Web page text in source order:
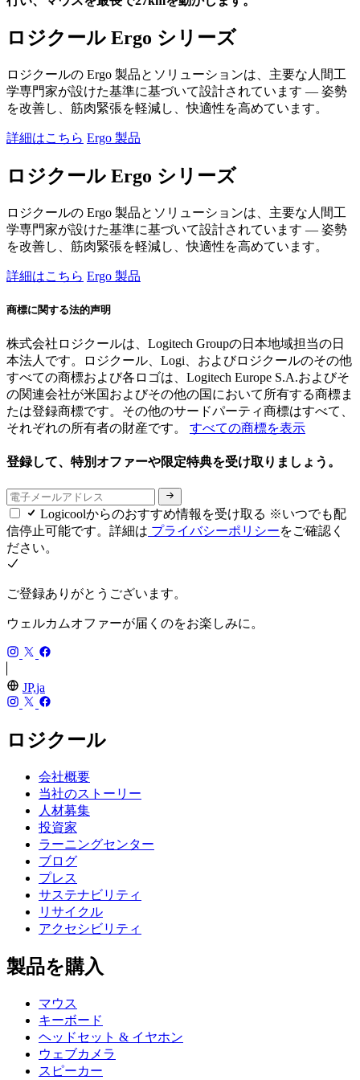
ロジクール Ergo シリーズ
ロジクールの Ergo 製品とソリューションは、主要な人間工
学専門家が設けた基準に基づいて設計されています — 姿勢
を改善し、筋肉緊張を軽減し、快適性を高めています。
詳細はこちら Ergo 製品
ロジクール Ergo シリーズ
ロジクールの Ergo 製品とソリューションは、主要な人間工
学専門家が設けた基準に基づいて設計されています — 姿勢
を改善し、筋肉緊張を軽減し、快適性を高めています。
詳細はこちら Ergo 製品
商標に関する法的声明
株式会社ロジクールは、Logitech Groupの日本地域担当の日
本法人です。ロジクール、Logi、およびロジクールのその他
すべての商標および各ロゴは、Logitech Europe S.A.およびそ
の関連会社が米国およびその他の国において所有する商標ま
たは登録商標です。その他のサードパーティ商標はすべて、
それぞれの所有者の財産です。 すべての商標を表示
登録して、特別オファーや限定特典を受け取りましょう。
Logicoolからのおすすめ情報を受け取る ※いつでも配
信停止可能です。詳細は プライバシーポリシーをご確認く
ださい。
ご登録ありがとうございます。
ウェルカムオファーが届くのをお楽しみに。
JP,ja
ロジクール
会社概要
当社のストーリー
人材募集
投資家
ラーニングセンター
ブログ
プレス
サステナビリティ
リサイクル
アクセシビリティ
製品を購入
マウス
キーボード
ヘッドセット & イヤホン
ウェブカメラ
スピーカー